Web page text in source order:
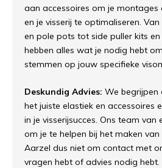
aan accessoires om je montages
en je visserij te optimaliseren.
en pole pots tot side puller kits
hebben alles wat je nodig hebt
stemmen op jouw specifieke
Deskundig Advies: We begrijpen
het juiste elastiek en accessoires
in je visserijsucces. Ons team
om je te helpen bij het maken van
Aarzel dus niet om contact met
vragen hebt of advies nodig